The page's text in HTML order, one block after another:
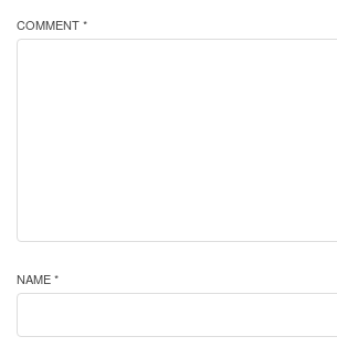
COMMENT *
NAME *